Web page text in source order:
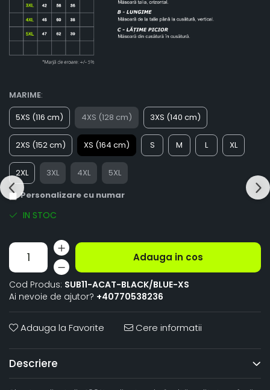
MARIME:
5XS (116 cm)
4XS (128 cm) 3XS (140 cm)
2XS (152 cm) XS (164 cm) S M L XL
2XL 3XL 4XL
5XL
Personalizare cu numar
IN STOC
Adauga in cos
Cod Produs: SUB11-ACAT-BLACK/BLUE-XS
Ai nevoie de ajutor? +40770538236
Adauga la Favorite Cere informatii
Descriere